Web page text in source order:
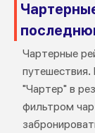
Чартерные
"Чартер" в
фильтром